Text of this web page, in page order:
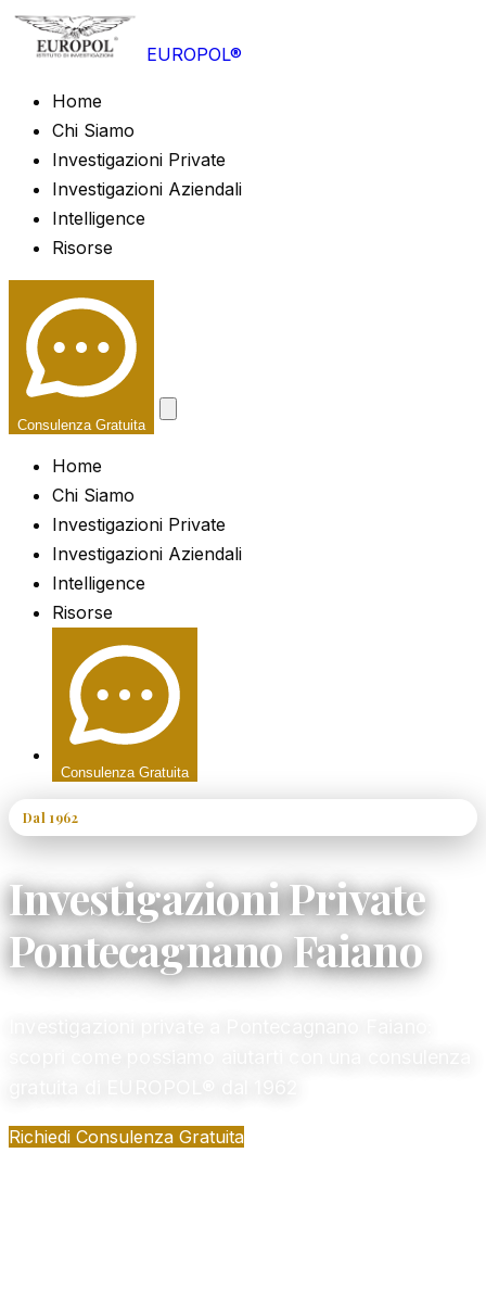
EUROPOL®
Home
Chi Siamo
Investigazioni Private
Investigazioni Aziendali
Intelligence
Risorse
Consulenza Gratuita
Home
Chi Siamo
Investigazioni Private
Investigazioni Aziendali
Intelligence
Risorse
Consulenza Gratuita
Dal 1962
Investigazioni Private
Pontecagnano Faiano
Richiedi Consulenza Gratuita